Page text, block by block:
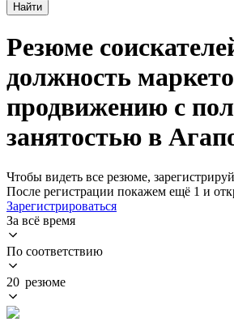
Найти
Резюме
должность
продвижению с
занятостью в
Чтобы видеть все резюме,
После регистрации покажем ещё 1 и
Зарегистрироваться
За всё время
По соответствию
20 резюме